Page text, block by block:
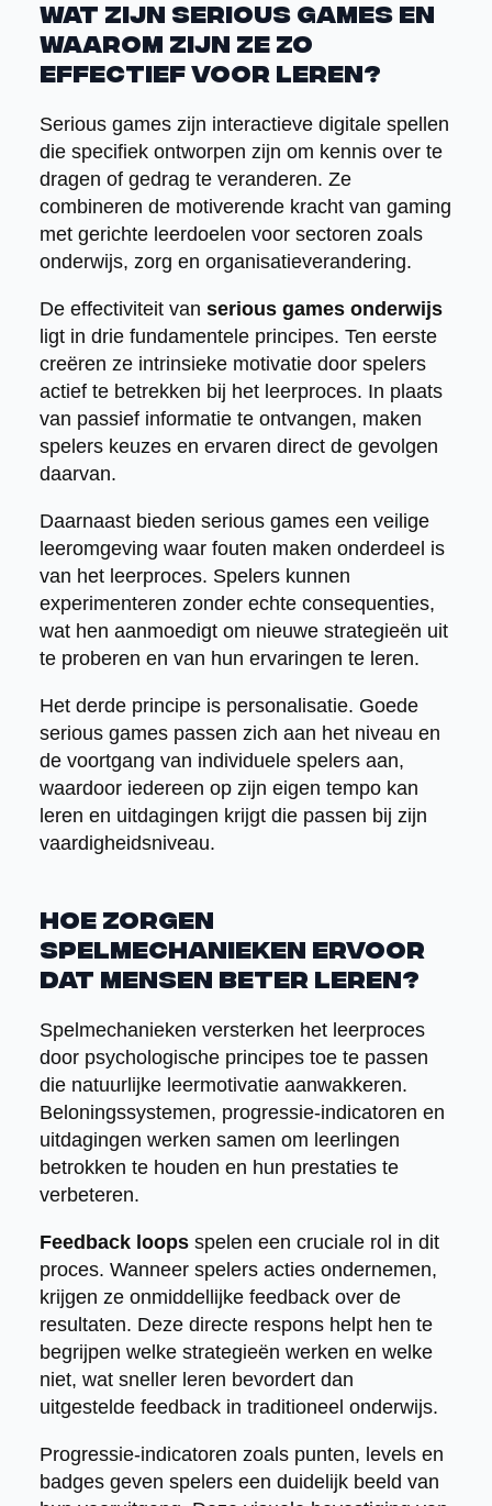
Wat zijn serious games en
waarom zijn ze zo
effectief voor leren?
Serious games zijn interactieve digitale spellen
die specifiek ontworpen zijn om kennis over te
dragen of gedrag te veranderen. Ze
combineren de motiverende kracht van gaming
met gerichte leerdoelen voor sectoren zoals
onderwijs, zorg en organisatieverandering.
De effectiviteit van serious games onderwijs
ligt in drie fundamentele principes. Ten eerste
creëren ze intrinsieke motivatie door spelers
actief te betrekken bij het leerproces. In plaats
van passief informatie te ontvangen, maken
spelers keuzes en ervaren direct de gevolgen
daarvan.
Daarnaast bieden serious games een veilige
leeromgeving waar fouten maken onderdeel is
van het leerproces. Spelers kunnen
experimenteren zonder echte consequenties,
wat hen aanmoedigt om nieuwe strategieën uit
te proberen en van hun ervaringen te leren.
Het derde principe is personalisatie. Goede
serious games passen zich aan het niveau en
de voortgang van individuele spelers aan,
waardoor iedereen op zijn eigen tempo kan
leren en uitdagingen krijgt die passen bij zijn
vaardigheidsniveau.
Hoe zorgen
spelmechanieken ervoor
dat mensen beter leren?
Spelmechanieken versterken het leerproces
door psychologische principes toe te passen
die natuurlijke leermotivatie aanwakkeren.
Beloningssystemen, progressie-indicatoren en
uitdagingen werken samen om leerlingen
betrokken te houden en hun prestaties te
verbeteren.
Feedback loopsspelen een cruciale rol in dit
proces. Wanneer spelers acties ondernemen,
krijgen ze onmiddellijke feedback over de
resultaten. Deze directe respons helpt hen te
begrijpen welke strategieën werken en welke
niet, wat sneller leren bevordert dan
uitgestelde feedback in traditioneel onderwijs.
Progressie-indicatoren zoals punten, levels en
badges geven spelers een duidelijk beeld van